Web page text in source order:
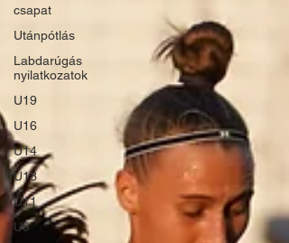
csapat
Utánpótlás
Labdarúgás
nyilatkozatok
U19
U16
U14
U13
U11
U9